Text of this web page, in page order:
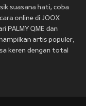
suasana hati, coba
online di JOOX
PALMY QME dan
artis populer,
keren dengan total